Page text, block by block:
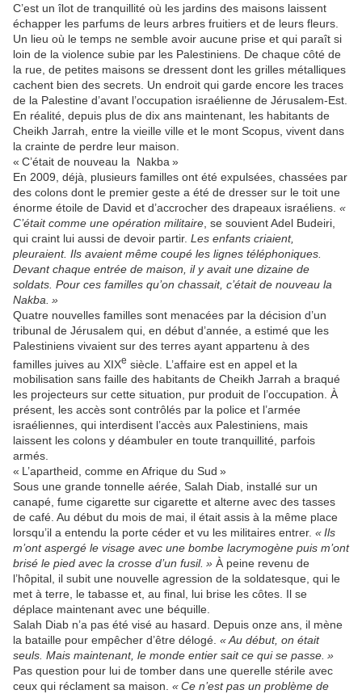
C’est un îlot de tranquillité où les jardins des maisons laissent
échapper les parfums de leurs arbres fruitiers et de leurs fleurs.
Un lieu où le temps ne semble avoir aucune prise et qui paraît si
loin de la violence subie par les Palestiniens. De chaque côté de
la rue, de petites maisons se dressent dont les grilles métalliques
cachent bien des secrets. Un endroit qui garde encore les traces
de la Palestine d’avant l’occupation israélienne de Jérusalem-Est.
En réalité, depuis plus de dix ans maintenant, les habitants de
Cheikh Jarrah, entre la vieille ville et le mont Scopus, vivent dans
la crainte de perdre leur maison.
« C’était de nouveau la Nakba »
En 2009, déjà, plusieurs familles ont été expulsées, chassées par
des colons dont le premier geste a été de dresser sur le toit une
énorme étoile de David et d’accrocher des drapeaux israéliens. «
C’était comme une opération militaire , se souvient Adel Budeiri,
qui craint lui aussi de devoir partir. Les enfants criaient,
pleuraient. Ils avaient même coupé les lignes téléphoniques.
Devant chaque entrée de maison, il y avait une dizaine de
soldats. Pour ces familles qu’on chassait, c’était de nouveau la
Nakba. »
Quatre nouvelles familles sont menacées par la décision d’un
tribunal de Jérusalem qui, en début d’année, a estimé que les
Palestiniens vivaient sur des terres ayant appartenu à des
familles juives au XIXe siècle. L’affaire est en appel et la
mobilisation sans faille des habitants de Cheikh Jarrah a braqué
les projecteurs sur cette situation, pur produit de l’occupation. À
présent, les accès sont contrôlés par la police et l’armée
israéliennes, qui interdisent l’accès aux Palestiniens, mais
laissent les colons y déambuler en toute tranquillité, parfois
armés.
« L’apartheid, comme en Afrique du Sud »
Sous une grande tonnelle aérée, Salah Diab, installé sur un
canapé, fume cigarette sur cigarette et alterne avec des tasses
de café. Au début du mois de mai, il était assis à la même place
lorsqu’il a entendu la porte céder et vu les militaires entrer. « Ils
m’ont aspergé le visage avec une bombe lacrymogène puis m’ont
brisé le pied avec la crosse d’un fusil. » À peine revenu de
l’hôpital, il subit une nouvelle agression de la soldatesque, qui le
met à terre, le tabasse et, au final, lui brise les côtes. Il se
déplace maintenant avec une béquille.
Salah Diab n’a pas été visé au hasard. Depuis onze ans, il mène
la bataille pour empêcher d’être délogé. « Au début, on était
seuls. Mais maintenant, le monde entier sait ce qui se passe. »
Pas question pour lui de tomber dans une querelle stérile avec
ceux qui réclament sa maison. « Ce n’est pas un problème de